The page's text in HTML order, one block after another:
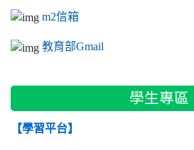
m2信箱
教育部Gmail
學生專區
【學習平台】